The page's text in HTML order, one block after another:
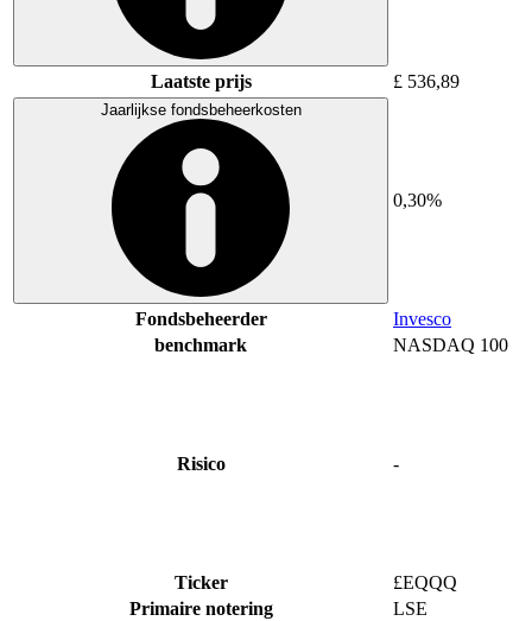
Laatste prijs £ 536,89
Jaarlijkse fondsbeheerkosten
0,30%
Fondsbeheerder
Invesco
benchmark
NASDAQ 100
Risico -
Ticker
£EQQQ
Primaire notering
LSE